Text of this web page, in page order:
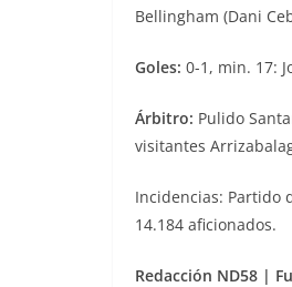
Bellingham (Dani
Goles: 0-1, min. 17:
Árbitro: Pulido
visitantes
Incidencias: Partido
14.184 aficionados.
Redacción ND58 |